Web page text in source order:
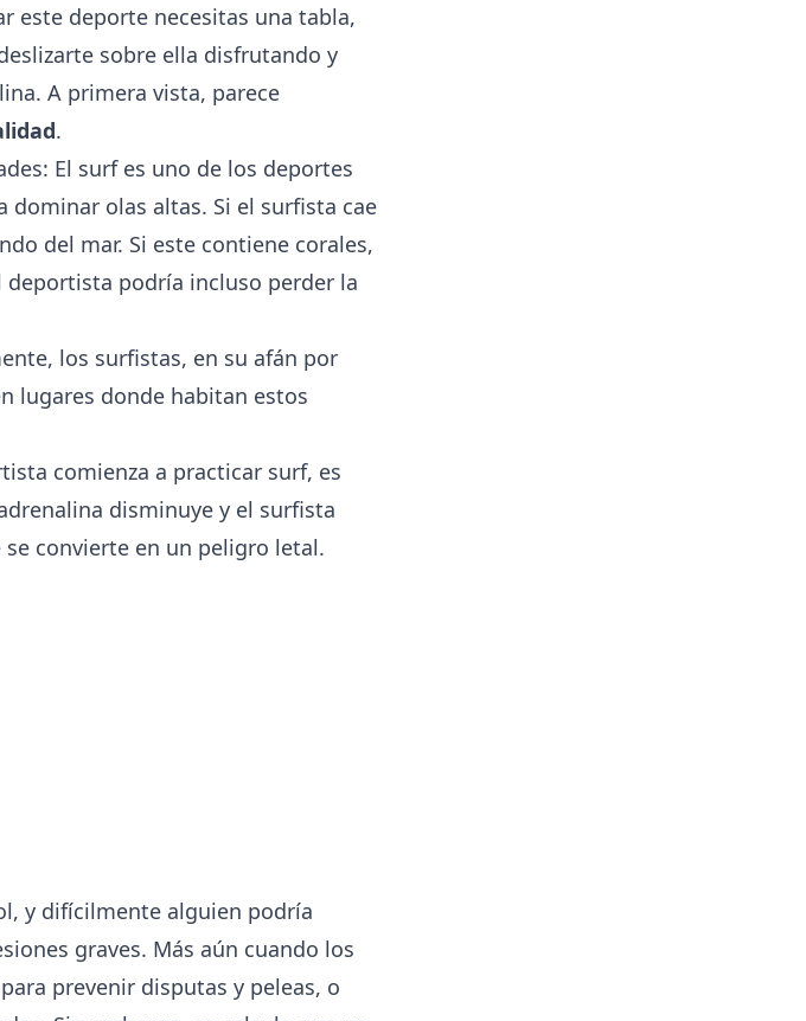
este deporte necesitas una tabla,
sobre ella disfrutando y
A primera vista, parece
.
El surf es uno de los deportes
olas altas. Si el surfista cae
del mar. Si este contiene corales,
podría incluso perder la
los surfistas, en su afán por
lugares donde habitan estos
comienza a practicar surf, es
disminuye y el surfista
se convierte en un peligro letal.
y difícilmente alguien podría
graves. Más aún cuando los
prevenir disputas y peleas, o